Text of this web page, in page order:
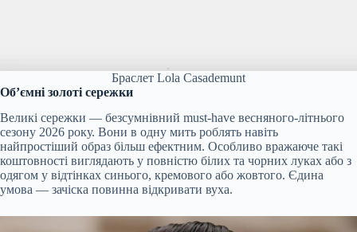
Браслет Lola Casademunt
Об’ємні золоті сережки
Великі сережки — безсумнівний must-have весняного-літнього
сезону 2026 року. Вони в одну мить роблять навіть
найпростіший образ більш ефектним. Особливо вражаюче такі
коштовності виглядають у повністю білих та чорних луках або з
одягом у відтінках синього, кремового або жовтого. Єдина
умова — зачіска повинна відкривати вуха.